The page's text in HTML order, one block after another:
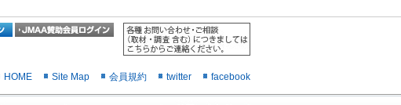
HOME Site Map 会員規約 twitter facebook